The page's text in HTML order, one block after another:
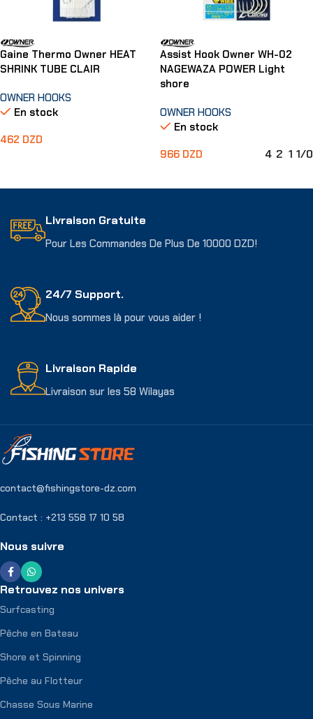
Gaine Thermo Owner HEAT
SHRINK TUBE CLAIR
OWNER HOOKS
En stock
462 DZD
Assist Hook Owner WH-02
NAGEWAZA POWER Light
shore
OWNER HOOKS
En stock
966 DZD 4 2 1 1/0
Livraison Gratuite
Pour Les Commandes De Plus De 10000 DZD!
24/7 Support.
Nous sommes là pour vous aider !
Livraison Rapide
Livraison sur les 58 Wilayas
contact@fishingstore-dz.com
Contact : +213 558 17 10 58
Nous suivre
Retrouvez nos univers
Surfcasting
Pêche en Bateau
Shore et Spinning
Pêche au Flotteur
Chasse Sous Marine